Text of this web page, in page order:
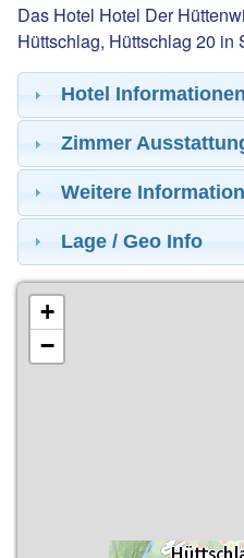
Das Hotel Hotel Der
Hüttschlag, Hüttschlag 20 in
Hotel Informationen
Zimmer
Weitere
Lage / Geo Info
+
−